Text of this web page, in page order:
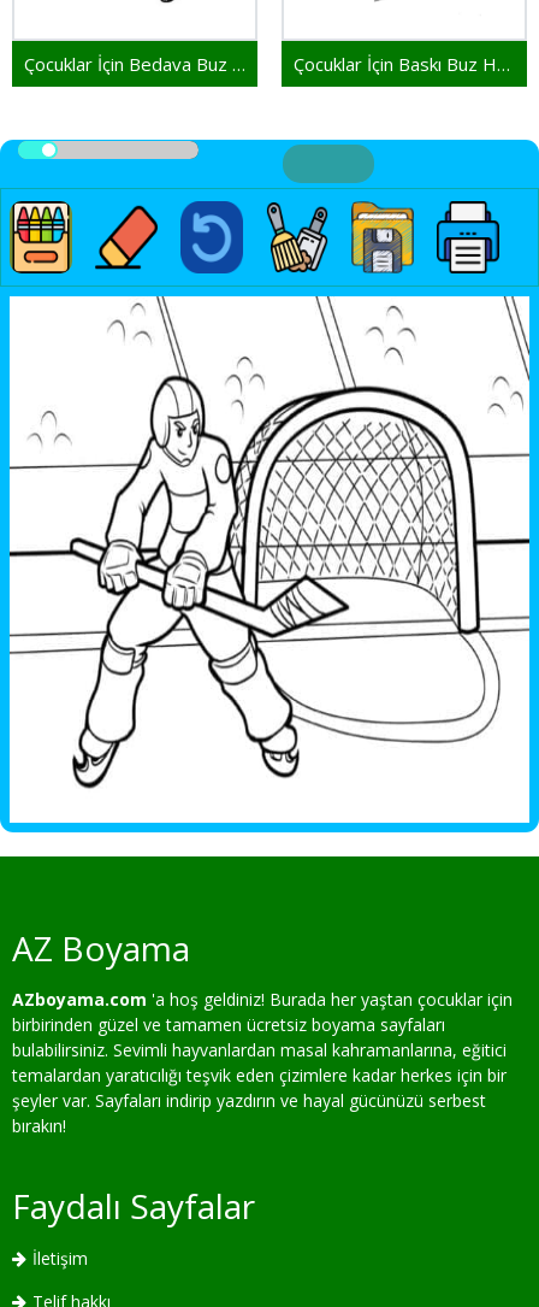
Çocuklar İçin Bedava Buz Hokeyi Çocuklar İçin Baskı Buz Hokeyi
AZ Boyama
AZboyama.com 'a hoş geldiniz! Burada her yaştan çocuklar için
birbirinden güzel ve tamamen ücretsiz boyama sayfaları
bulabilirsiniz. Sevimli hayvanlardan masal kahramanlarına, eğitici
temalardan yaratıcılığı teşvik eden çizimlere kadar herkes için bir
şeyler var. Sayfaları indirip yazdırın ve hayal gücünüzü serbest
bırakın!
Faydalı Sayfalar
İletişim
Telif hakkı